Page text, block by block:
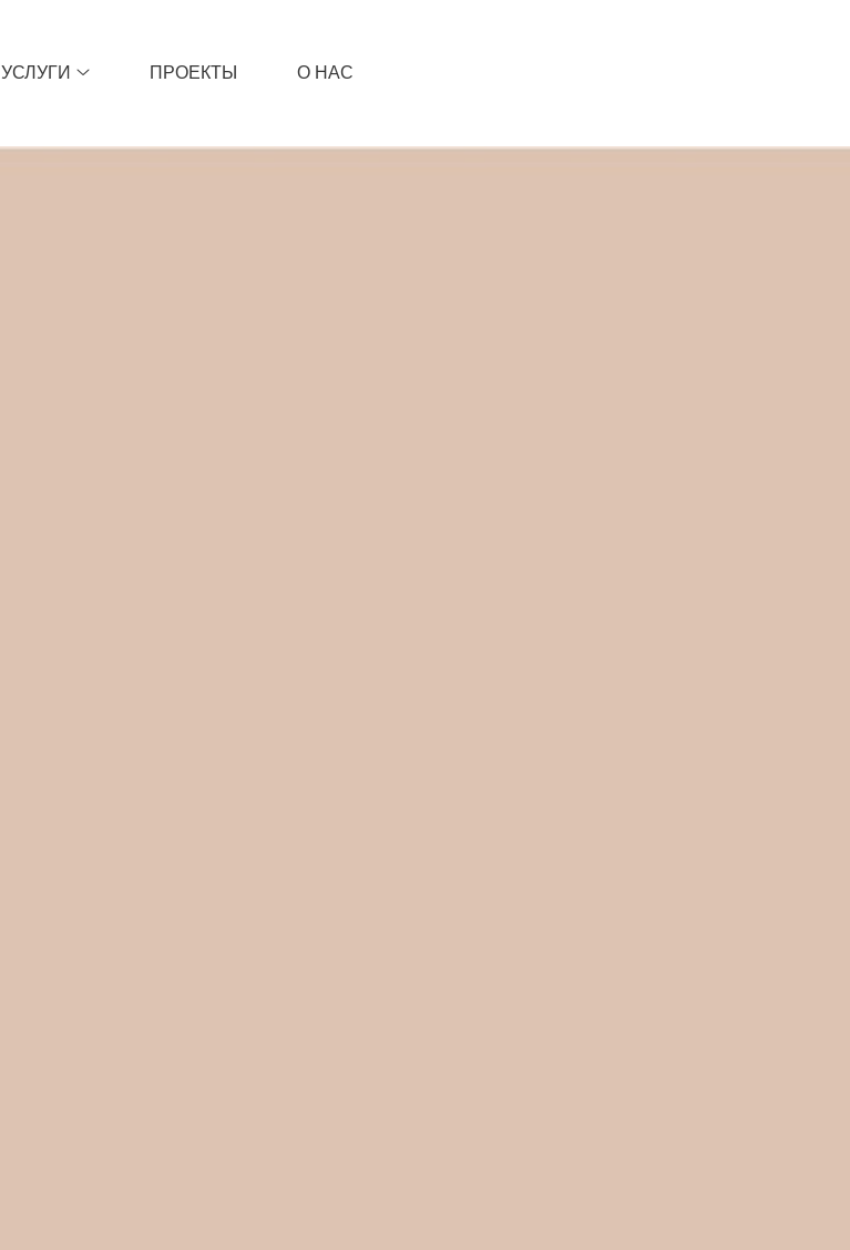
УСЛУГИ ПРОЕКТЫ О НАС